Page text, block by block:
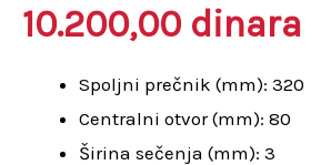
10.200,00 dinara
Spoljni prečnik (mm): 320
Centralni otvor (mm): 80
Širina sečenja (mm): 3
višelisne